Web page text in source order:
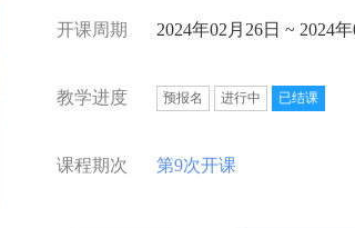
开课周期 2024年02月26日 ~ 2024年
教学进度 预报名 进行中 已结课
课程期次 第9次开课